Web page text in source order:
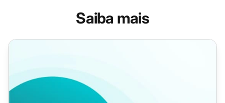
Saiba mais
Como Começar um Email (Dicas + Modelos)